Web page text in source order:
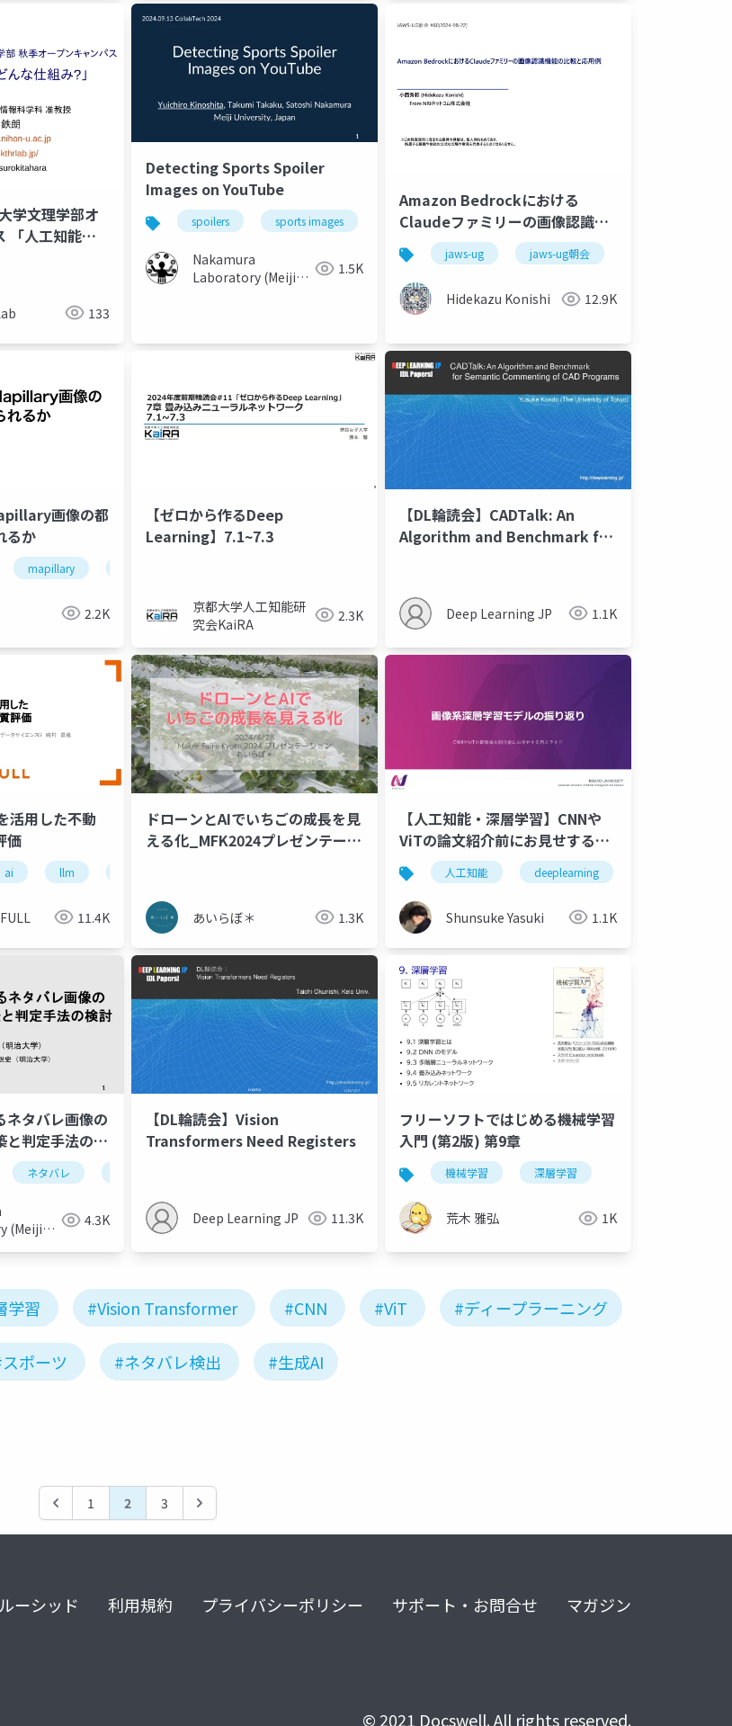
学文理学部オ
「人工知能っ
133
Detecting Sports Spoiler
Images on YouTube
spoilers sports images youtube chatgpt
Nakamura
Laboratory (Meiji
1.5K
Amazon Bedrockにおける
Claudeファミリーの画像認識機
能の比較と応用例
jaws-ug jaws-ug朝会
Hidekazu Konishi 12.9K
画像の都
るか
mapillary
2.2K
【ゼロから作るDeep
Learning】7.1~7.3
京都大学人工知能研
究会KaiRA
2.3K
【DL輪読会】CADTalk: An
Algorithm and Benchmark for
Deep Learning JP 1.1K
活用した不動
価
ai llm
11.4K
ドローンとAIでいちごの成長を見
える化_MFK2024プレゼンテーシ
あいらぼ＊ 1.3K
【人工知能・深層学習】CNNや
ViTの論文紹介前にお見せするス
ライド 人工知能 deeplearning
Shunsuke Yasuki 1.1K
ネタバレ画像の
と判定手法の検
ネタバレ
(Meiji
4.3K
【DL輪読会】Vision
Transformers Need Registers
Deep Learning JP 11.3K
フリーソフトではじめる機械学習
入門 (第2版) 第9章
機械学習 深層学習
荒木 雅弘 1K
学習 #Vision Transformer #CNN #ViT #ディープラーニング
ポーツ #ネタバレ検出 #生成AI
1 2 3
ーシッド 利用規約 プライバシーポリシー サポート・お問合せ マガジン
© 2021 Docswell. All rights reserved.